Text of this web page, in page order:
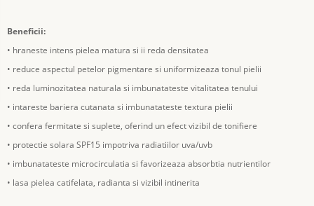
Beneficii:
• hraneste intens pielea matura si ii reda densitatea
• reduce aspectul petelor pigmentare si uniformizeaza tonul pielii
• reda luminozitatea naturala si imbunatateste vitalitatea tenului
• intareste bariera cutanata si imbunatateste textura pielii
• confera fermitate si suplete, oferind un efect vizibil de tonifiere
• protectie solara SPF15 impotriva radiatiilor uva/uvb
• imbunatateste microcirculatia si favorizeaza absorbtia nutrientilor
• lasa pielea catifelata, radianta si vizibil intinerita